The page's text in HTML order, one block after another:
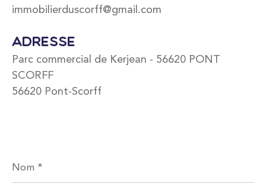
immobilierduscorff@gmail.com
Adresse
Parc commercial de Kerjean - 56620 PONT
SCORFF
56620 Pont-Scorff
*